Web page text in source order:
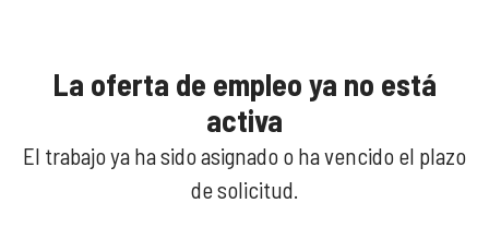
La oferta de empleo ya no está
activa
El trabajo ya ha sido asignado o ha vencido el plazo
de solicitud.